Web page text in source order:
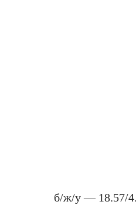
б/ж/у — 18.57/